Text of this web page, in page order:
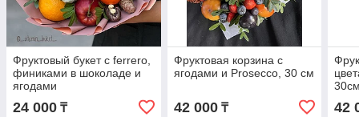
Фруктовый букет с ferrero,
финиками в шоколаде и
ягодами
24 000 ₸
Фруктовая корзина с
ягодами и Prosecco, 30 см
42 000₸ 42